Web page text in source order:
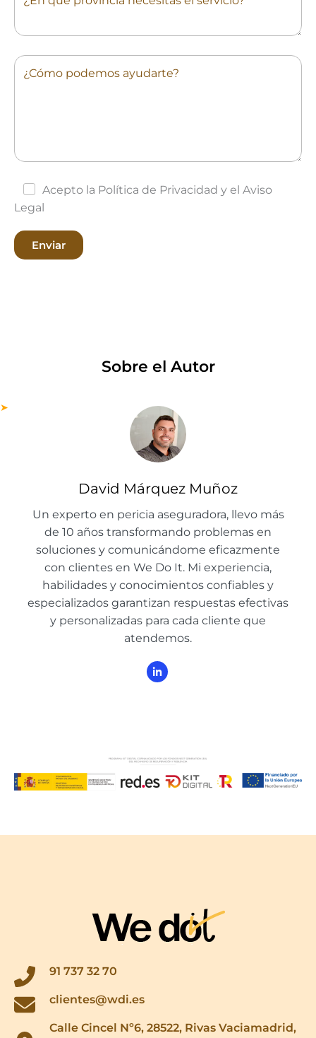
Acepto la Política de Privacidad y el Aviso
Legal
Enviar
Sobre el Autor
David Márquez Muñoz
Un experto en pericia aseguradora, llevo más
de 10 años transformando problemas en
soluciones y comunicándome eficazmente
con clientes en We Do It. Mi experiencia,
habilidades y conocimientos confiables y
especializados garantizan respuestas efectivas
y personalizadas para cada cliente que
atendemos.
91 737 32 70
clientes@wdi.es
Calle Cincel Nº6, 28522, Rivas Vaciamadrid,